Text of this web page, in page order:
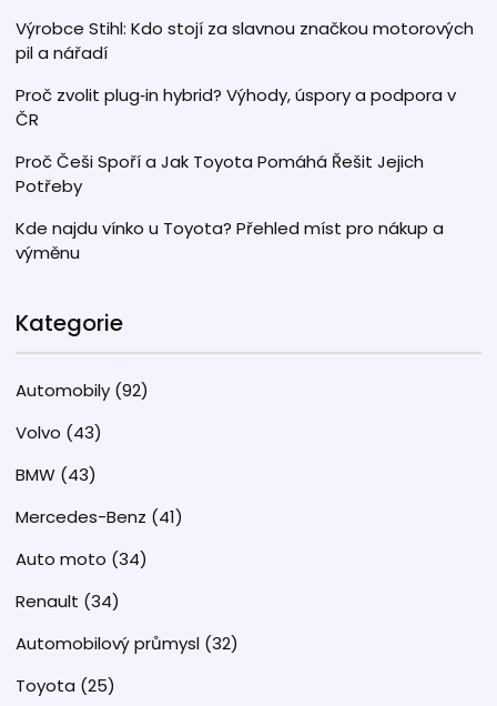
Výrobce Stihl: Kdo stojí za slavnou značkou motorových
pil a nářadí
Proč zvolit plug‑in hybrid? Výhody, úspory a podpora v
ČR
Proč Češi Spoří a Jak Toyota Pomáhá Řešit Jejich
Potřeby
Kde najdu vínko u Toyota? Přehled míst pro nákup a
výměnu
Kategorie
Automobily (92)
Volvo (43)
BMW (43)
Mercedes-Benz (41)
Auto moto (34)
Renault (34)
Automobilový průmysl (32)
Toyota (25)